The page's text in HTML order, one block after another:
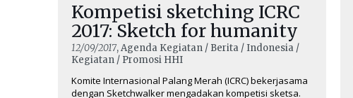
Kompetisi sketching ICRC
2017: Sketch for humanity
12/09/2017, Agenda Kegiatan / Berita / Indonesia /
Kegiatan / Promosi HHI
Komite Internasional Palang Merah (ICRC) bekerjasama
dengan Sketchwalker mengadakan kompetisi sketsa.